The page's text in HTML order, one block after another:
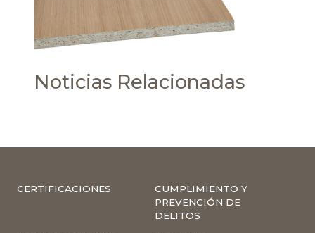
Noticias Relacionadas
CERTIFICACIONES
CUMPLIMIENTO Y
PREVENCIÓN DE
DELITOS